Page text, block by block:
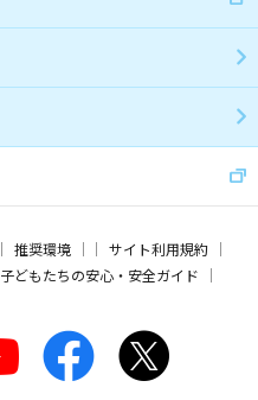
推奨環境
サイト利用規約
子どもたちの安心・安全ガイド